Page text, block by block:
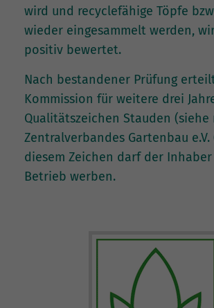
wird und recyclefähige Töpfe
wieder eingesammelt werden,
positiv bewertet.
Nach bestandener Prüfung
Kommission für weitere drei
Qualitätszeichen Stauden (siehe
Zentralverbandes Gartenbau e.V.
diesem Zeichen darf der
Betrieb werben.